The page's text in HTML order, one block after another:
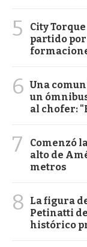
5
City
partido por
6 Una
un
al chofer:
7
Comenzó
alto de
metros
8
La figura
Petinatti
histórico